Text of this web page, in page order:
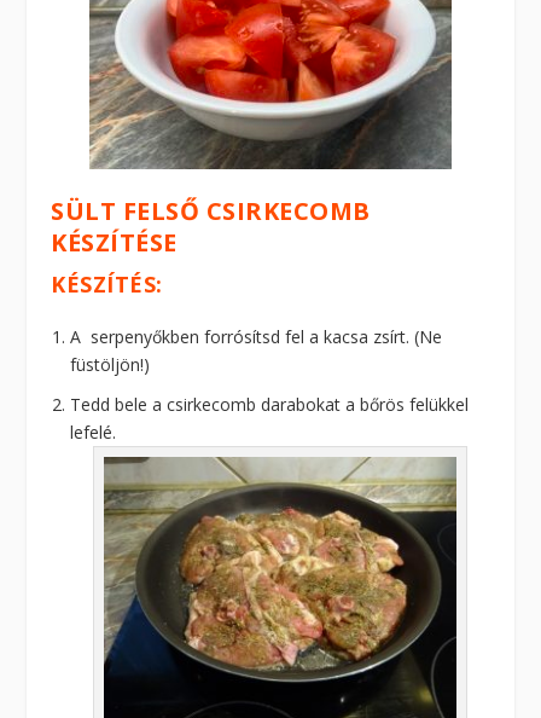
SÜLT FELSŐ CSIRKECOMB
KÉSZÍTÉSE
KÉSZÍTÉS:
A serpenyőkben forrósítsd fel a kacsa zsírt. (Ne
füstöljön!)
Tedd bele a csirkecomb darabokat a bőrös felükkel
lefelé.